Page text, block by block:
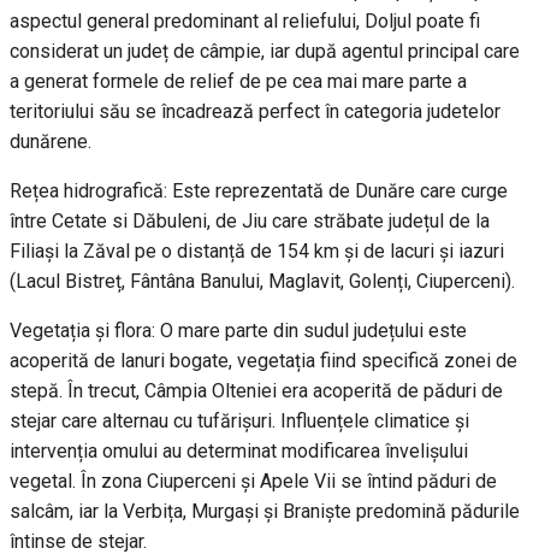
aspectul general predominant al reliefului, Doljul poate fi
considerat un județ de câmpie, iar după agentul principal care
a generat formele de relief de pe cea mai mare parte a
teritoriului său se încadrează perfect în categoria judetelor
dunărene.
Rețea hidrografică: Este reprezentată de Dunăre care curge
între Cetate si Dăbuleni, de Jiu care străbate județul de la
Filiași la Zăval pe o distanță de 154 km și de lacuri și iazuri
(Lacul Bistreț, Fântâna Banului, Maglavit, Golenți, Ciuperceni).
Vegetația și flora: O mare parte din sudul județului este
acoperită de lanuri bogate, vegetația fiind specifică zonei de
stepă. În trecut, Câmpia Olteniei era acoperită de păduri de
stejar care alternau cu tufărișuri. Influențele climatice și
intervenția omului au determinat modificarea învelișului
vegetal. În zona Ciuperceni și Apele Vii se întind păduri de
salcâm, iar la Verbița, Murgași și Braniște predomină pădurile
întinse de stejar.